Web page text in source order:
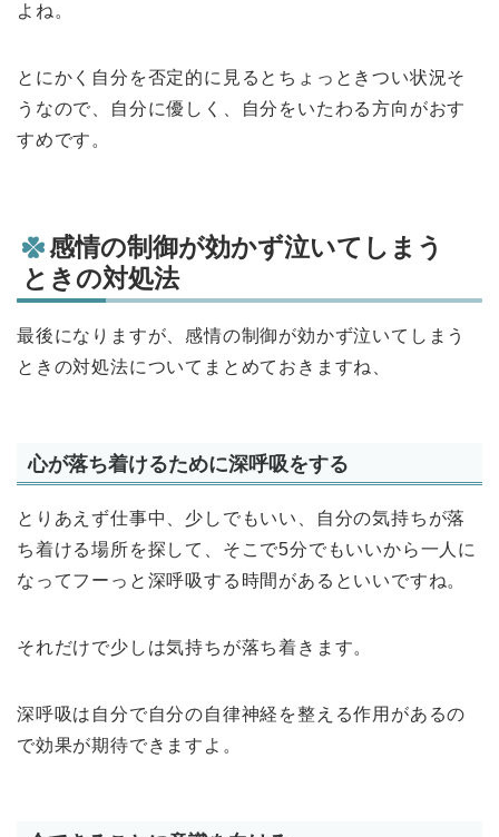
よね。
とにかく自分を否定的に見るとちょっときつい状況そ
うなので、自分に優しく、自分をいたわる方向がおす
すめです。
感情の制御が効かず泣いてしまう
ときの対処法
最後になりますが、感情の制御が効かず泣いてしまう
ときの対処法についてまとめておきますね、
心が落ち着けるために深呼吸をする
とりあえず仕事中、少しでもいい、自分の気持ちが落
ち着ける場所を探して、そこで5分でもいいから一人に
なってフーっと深呼吸する時間があるといいですね。
それだけで少しは気持ちが落ち着きます。
深呼吸は自分で自分の自律神経を整える作用があるの
で効果が期待できますよ。